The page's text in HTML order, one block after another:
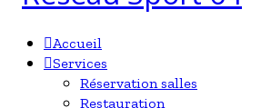
Accueil
Services
Réservation salles
Restauration